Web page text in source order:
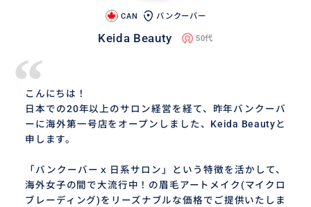
CAN バンクーバー
Keida Beauty 50代
“
こんにちは！
日本での20年以上のサロン経営を経て、昨年バンクーバ
ーに海外第一号店をオープンしました、Keida Beautyと
申します。
「バンクーバーｘ日系サロン」という特徴を活かして、
海外女子の間で大流行中！の眉毛アートメイク(マイクロ
ブレーディング)をリーズナブルな価格でご提供いたしま